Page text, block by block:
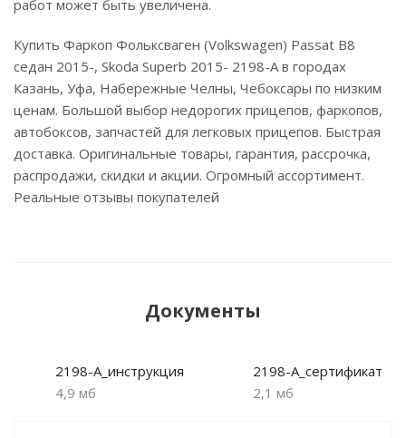
работ может быть увеличена.
Купить Фаркоп Фольксваген (Volkswagen) Passat B8
седан 2015-, Skoda Superb 2015- 2198-A в городах
Казань, Уфа, Набережные Челны, Чебоксары по низким
ценам. Большой выбор недорогих прицепов, фаркопов,
автобоксов, запчастей для легковых прицепов. Быстрая
доставка. Оригинальные товары, гарантия, рассрочка,
распродажи, скидки и акции. Огромный ассортимент.
Реальные отзывы покупателей
Документы
2198-A_инструкция
4,9 мб
2198-A_сертификат
2,1 мб